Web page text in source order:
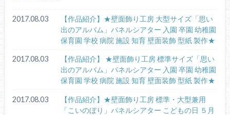
2017.08.03
【作品紹介】★壁面飾り工房 大型サイズ「思い
出のアルバム」パネルシアター 入園 卒園 幼稚園
保育園 学校 病院 施設 知育 壁面装飾 型紙 製作★
2017.08.03
【作品紹介】 ★壁面飾り工房 標準サイズ「思い
出のアルバム」パネルシアター 入園 卒園 幼稚園
保育園 学校 病院 施設 知育 壁面装飾 型紙 製作★
2017.08.03
【作品紹介】★壁面飾り工房 標準・大型兼用
「こいのぼり」パネルシアター こどもの日 ５月